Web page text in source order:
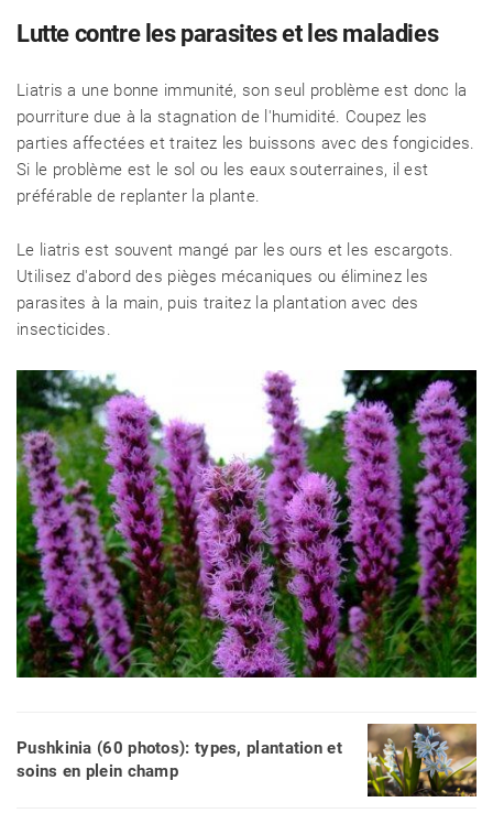
Lutte contre les parasites et les maladies
Liatris a une bonne immunité, son seul problème est donc la
pourriture due à la stagnation de l'humidité. Coupez les
parties affectées et traitez les buissons avec des fongicides.
Si le problème est le sol ou les eaux souterraines, il est
préférable de replanter la plante.
Le liatris est souvent mangé par les ours et les escargots.
Utilisez d'abord des pièges mécaniques ou éliminez les
parasites à la main, puis traitez la plantation avec des
insecticides.
Pushkinia (60 photos): types, plantation et
soins en plein champ